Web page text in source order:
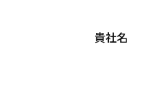
貴社名